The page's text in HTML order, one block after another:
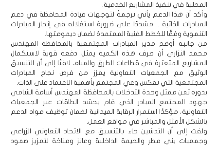
المحلية في تنفيذ المشاريع الخدمية.
وأكد أن هذا الدعم يأتي ترجمةً لتوجهات قيادة المحافظة في دعم
المبادرات الذاتية .. مشددًا على ضرورة استغلاله في إنجاز المبادرات
التنموية وفقًا للخطط الفنية المعتمدة لضمان ديمومتها.
من جانبه أوضح مدير المبادرات المجتمعية بالمحافظة المهندس
محمد النزاري أن صرف هذه الكمية يمثل دفعة قوية لاستكمال
المشاريع المتعثرة في قطاعات الطرق والمياه، لافتًا إلى أن التنسيق
الوثيق مع الجمعيات التعاونية يعزز من فرص نجاح المبادرات
المجتمعية التي تعكس وعي المجتمع بأهمية الاعتماد على الذات.
بدوره ثمن ممثل وحدة التدخلات بالمحافظة المهندس أسامة الشامي
جهود المجتمع المبادر الذي قام بحشد الطاقات عبر الجمعيات
التعاونية، مؤكدًا استمرار الرقابة الميدانية لضمان توظيف مواد الدعم
بالشكل الأمثل والمباشر في مواقع العمل.
ولفت إلى أن التدشين جاء بالتنسيق مع الاتحاد التعاوني الزراعي
وجمعيات بني مطر والحيمة الداخلية وعانز ومناخة لتعزيز صمود